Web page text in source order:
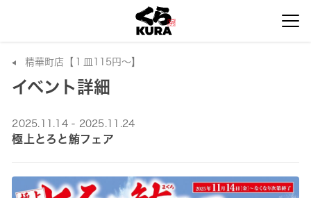
精華町店【１皿115円～】
イベント詳細
2025.11.14 - 2025.11.24
極上とろと鮪フェア